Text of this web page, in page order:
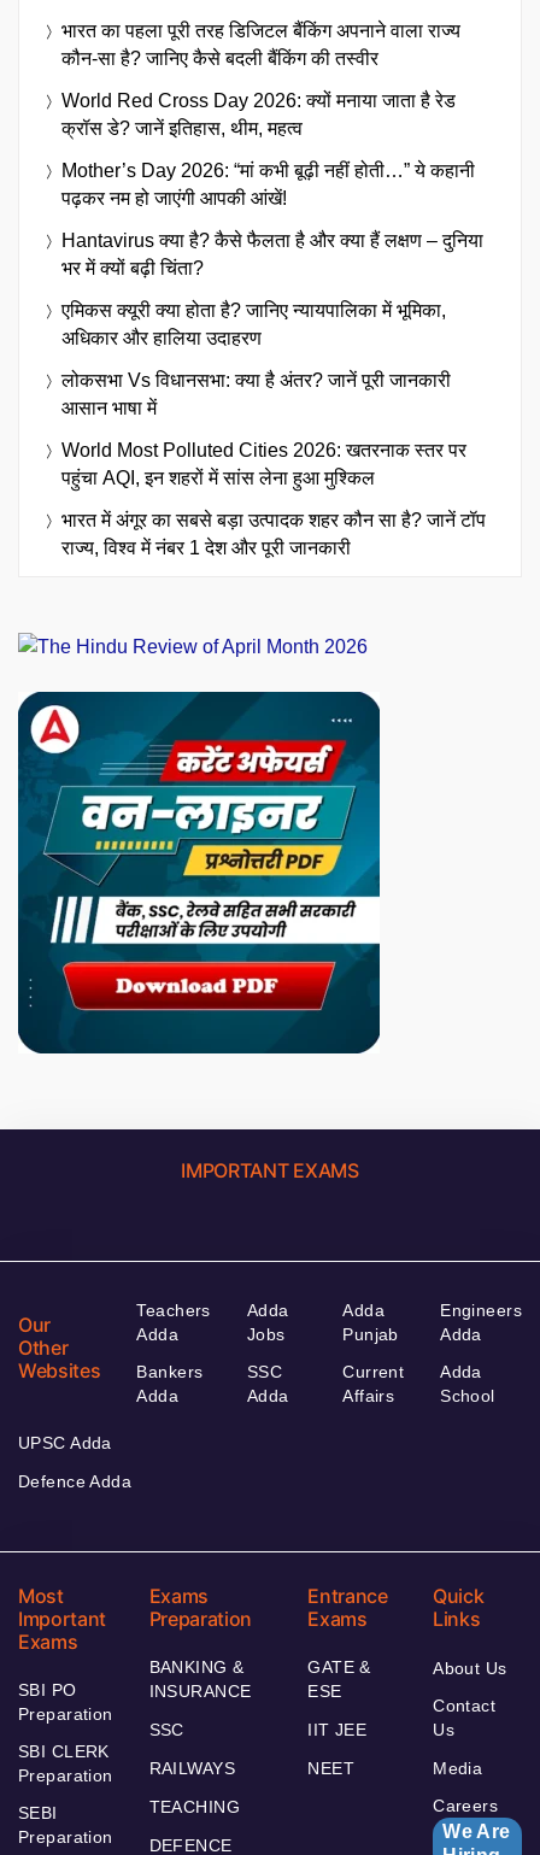
भारत का पहला पूरी तरह डिजिटल बैंकिंग अपनाने वाला राज्य
कौन-सा है? जानिए कैसे बदली बैंकिंग की तस्वीर
World Red Cross Day 2026: क्यों मनाया जाता है रेड
क्रॉस डे? जानें इतिहास, थीम, महत्व
Mother’s Day 2026: “मां कभी बूढ़ी नहीं होती…” ये कहानी
पढ़कर नम हो जाएंगी आपकी आंखें!
Hantavirus क्या है? कैसे फैलता है और क्या हैं लक्षण – दुनिया
भर में क्यों बढ़ी चिंता?
एमिकस क्यूरी क्या होता है? जानिए न्यायपालिका में भूमिका,
अधिकार और हालिया उदाहरण
लोकसभा Vs विधानसभा: क्या है अंतर? जानें पूरी जानकारी
आसान भाषा में
World Most Polluted Cities 2026: खतरनाक स्तर पर
पहुंचा AQI, इन शहरों में सांस लेना हुआ मुश्किल
भारत में अंगूर का सबसे बड़ा उत्पादक शहर कौन सा है? जानें टॉप
राज्य, विश्व में नंबर 1 देश और पूरी जानकारी
IMPORTANT EXAMS
Our
Other
Websites
Teachers
Adda
Bankers
Adda
Adda
Jobs
SSC
Adda
Adda
Punjab
Current
Affairs
Engineers
Adda
Adda
School
UPSC Adda
Defence Adda
Most
Important
Exams
SBI PO
Preparation
SBI CLERK
Preparation
SEBI
Preparation
Exams
Preparation
BANKING &
INSURANCE
SSC
RAILWAYS
TEACHING
DEFENCE
Entrance
Exams
GATE &
ESE
IIT JEE
NEET
Quick
Links
About Us
Contact
Us
Media
Careers
We Are